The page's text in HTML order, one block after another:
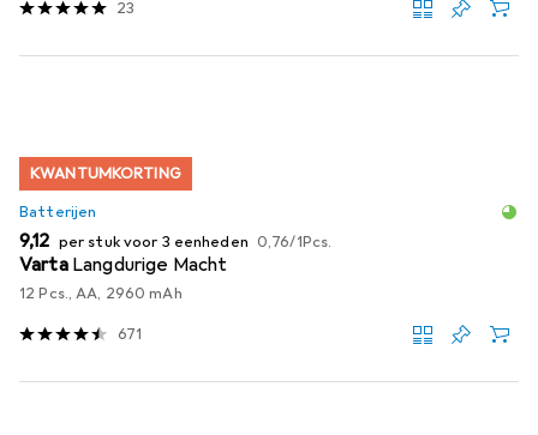
23
KWANTUMKORTING
Batterijen
EUR
9,12 per stuk voor 3 eenheden EUR
0,76/1Pcs.
Varta Langdurige Macht
12 Pcs., AA, 2960 mAh
671